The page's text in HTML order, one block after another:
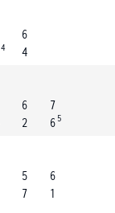
4
6
4
6
2
7
6 5
5
7
6
1